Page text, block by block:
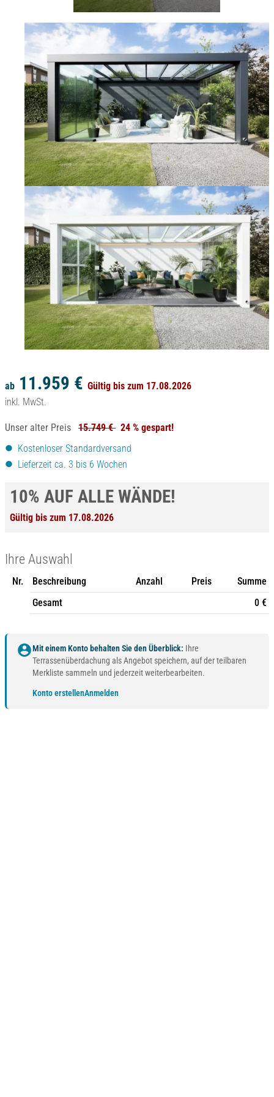
ab 11.959 € Gültig bis zum 17.08.2026
inkl. MwSt.
Unser alter Preis 15.749 € 24 % gespart!
Kostenloser Standardversand
Lieferzeit ca. 3 bis 6 Wochen
10% AUF ALLE WÄNDE!
Gültig bis zum 17.08.2026
Ihre Auswahl
Nr. Beschreibung Anzahl Preis
Summe
Gesamt
0 €
account_circleMit einem Konto behalten Sie den Überblick: Ihre
Terrassenüberdachung als Angebot speichern, auf der teilbaren
Merkliste sammeln und jederzeit weiterbearbeiten.
Konto erstellenAnmelden